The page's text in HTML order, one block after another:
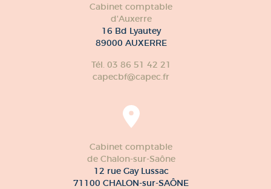
Cabinet comptable
d'Auxerre
16 Bd Lyautey
89000 AUXERRE
Tél. 03 86 51 42 21
capecbf@capec.fr
Cabinet comptable
de Chalon-sur-Saône
12 rue Gay Lussac
71100 CHALON-sur-SAÔNE